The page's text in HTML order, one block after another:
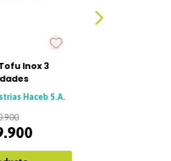
Inox 3
Haceb S.A.
.900
.900